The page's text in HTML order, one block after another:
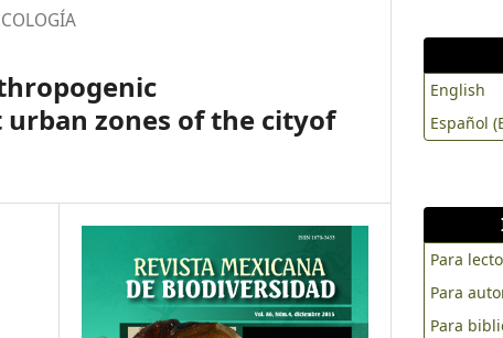
zones of the cityof
English
Español
Para
Para
Para